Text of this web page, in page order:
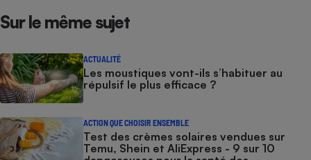
Sur le même sujet
ACTUALITÉ
Les moustiques vont-ils s’habituer au
répulsif le plus efficace ?
ACTION QUE CHOISIR ENSEMBLE
Test des crèmes solaires vendues sur
Temu, Shein et AliExpress - 9 sur 10